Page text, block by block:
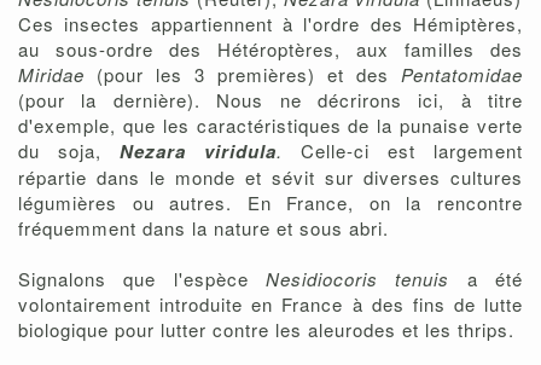
Ces insectes appartiennent à l'ordre des Hémiptères,
au sous-ordre des Hétéroptères, aux familles des
Miridae (pour les 3 premières) et des Pentatomidae
(pour la dernière). Nous ne décrirons ici, à titre
d'exemple, que les caractéristiques de la punaise verte
du soja, Nezara viridula. Celle-ci est largement
répartie dans le monde et sévit sur diverses cultures
légumières ou autres. En France, on la rencontre
fréquemment dans la nature et sous abri.
Signalons que l'espèce Nesidiocoris tenuis
a été
volontairement introduite en France à des fins de lutte
biologique pour lutter contre les aleurodes et les thrips.